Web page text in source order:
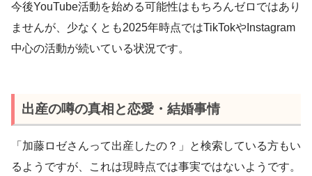
今後YouTube活動を始める可能性はもちろんゼロではあり
ませんが、少なくとも2025年時点ではTikTokやInstagram
中心の活動が続いている状況です。
出産の噂の真相と恋愛・結婚事情
「加藤ロゼさんって出産したの？」と検索している方もい
るようですが、これは現時点では事実ではないようです。